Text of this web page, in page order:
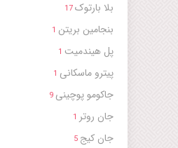
بلا بارتوک
بنجامین بریتن
پل هیندمیت
پیترو ماسکانی
جاکومو پوچینی
جان روتر
جان کیج